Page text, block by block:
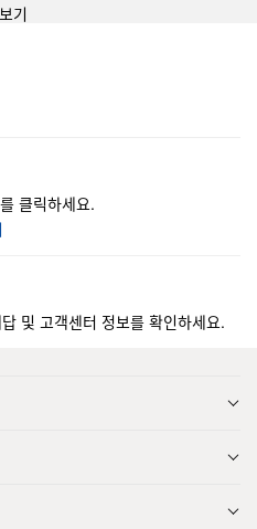
기
를 클릭하세요.
및 고객센터 정보를 확인하세요.